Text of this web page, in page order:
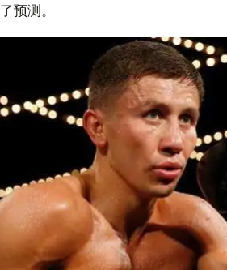
预测。